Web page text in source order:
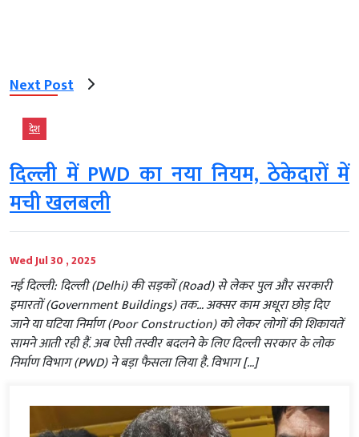
Next Post
देश
दिल्ली में PWD का नया नियम, ठेकेदारों में
मची खलबली
Wed Jul 30 , 2025
नई दिल्ली: दिल्ली (Delhi) की सड़कों (Road) से लेकर पुल और सरकारी
इमारतों (Government Buildings) तक… अक्सर काम अधूरा छोड़ दिए
जाने या घटिया निर्माण (Poor Construction) को लेकर लोगों की शिकायतें
सामने आती रही हैं. अब ऐसी तस्वीर बदलने के लिए दिल्ली सरकार के लोक
निर्माण विभाग (PWD) ने बड़ा फैसला लिया है. विभाग […]